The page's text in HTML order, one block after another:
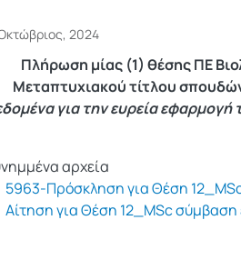
2024
Πλήρωση μίας (1) θέσης ΠΕ
Μεταπτυχιακού τίτλου
για την ευρεία εφαρμογή
αρχεία
5963-Πρόσκληση για Θέση
Αίτηση για Θέση 12_MSc